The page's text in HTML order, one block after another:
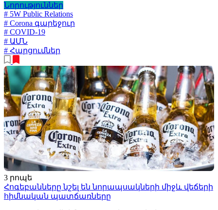
Նորություններ
# 5W Public Relations
# Corona գարեջուր
# COVID-19
# ԱՄՆ
# Հարցումներ
3 րոպե
Հոգեբանները նշել են նորապսակների միջև վեճերի
հիմնական պատճառները